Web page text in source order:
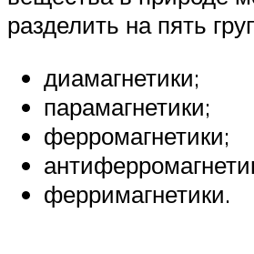
разделить на пять
диамагнетики;
парамагнетики;
ферромагнетики;
ферримагнетики.